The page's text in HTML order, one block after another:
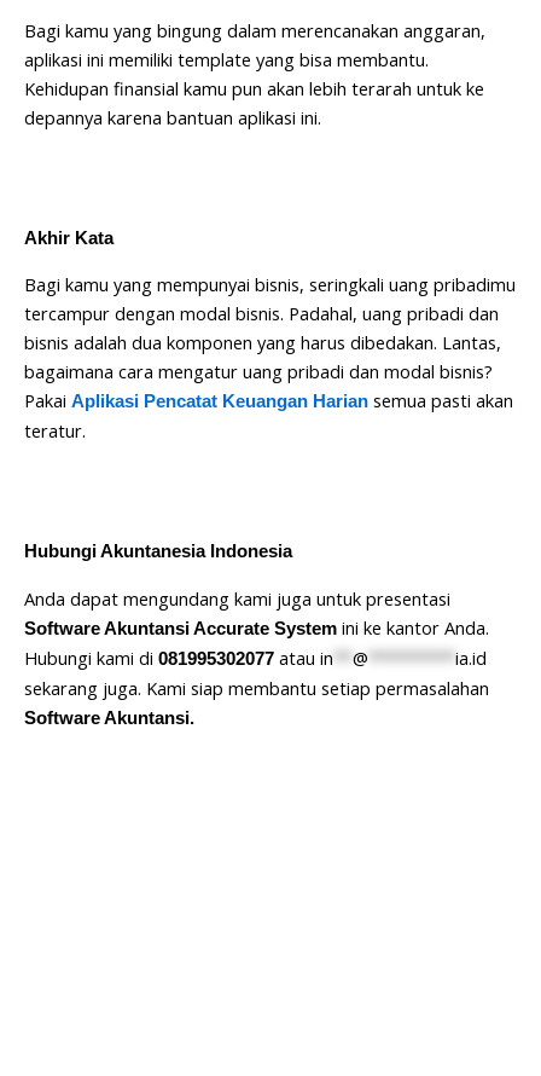
Bagi kamu yang bingung dalam merencanakan anggaran,
aplikasi ini memiliki template yang bisa membantu.
Kehidupan finansial kamu pun akan lebih terarah untuk ke
depannya karena bantuan aplikasi ini.
Akhir Kata
Bagi kamu yang mempunyai bisnis, seringkali uang pribadimu
tercampur dengan modal bisnis. Padahal, uang pribadi dan
bisnis adalah dua komponen yang harus dibedakan. Lantas,
bagaimana cara mengatur uang pribadi dan modal bisnis?
Pakai Aplikasi Pencatat Keuangan Harian semua pasti akan
teratur.
Hubungi Akuntanesia Indonesia
Anda dapat mengundang kami juga untuk presentasi
Software Akuntansi Accurate System ini ke kantor Anda.
Hubungi kami di 081995302077 atau in @
ia.id
sekarang juga. Kami siap membantu setiap permasalahan
Software Akuntansi.